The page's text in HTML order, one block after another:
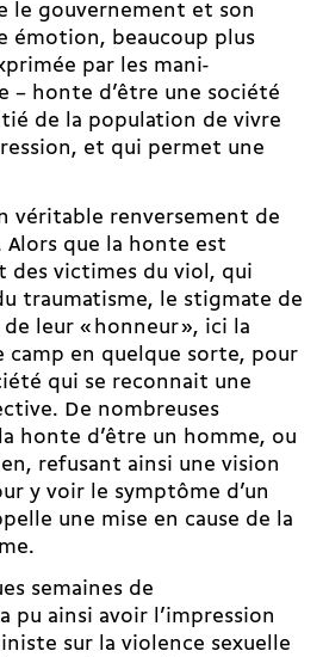
le gouvernement et son
émotion, beaucoup plus
par les ma­ni­
– honte d’être une société
de la population de vivre
et qui permet une
véritable renversement de
Alors que la honte est
des victimes du viol, qui
traumatisme, le stigmate de
leur « honneur », ici la
camp en quelque sorte, pour
qui se reconnait une
De nombreuses
honte d’être un homme, ou
refusant ainsi une vision
y voir le symptôme d’un
une mise en cause de la
semaines de
pu ainsi avoir l’impression
sur la violence sexuelle